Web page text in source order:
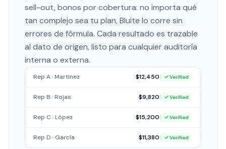
sell-out, bonos por cobertura: no importa qué
tan complejo sea tu plan, Bluite lo corre sin
errores de fórmula. Cada resultado es trazable
al dato de origen, listo para cualquier auditoría
interna o externa.
Rep A · Martinez $12,450 Verified
Rep B · Rojas $9,820 Verified
Rep C · López $15,200 Verified
Rep D · García $11,380 Verified